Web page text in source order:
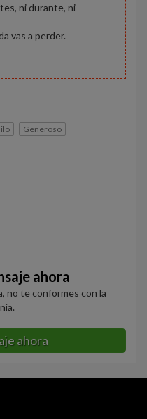
ni durante, ni
vas a perder.
Generoso
ahora
no te conformes con la
ahora